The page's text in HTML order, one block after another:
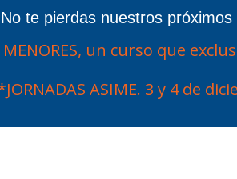
te pierdas nuestros
MENORES, un curso que
ASIME. 3 y 4 de